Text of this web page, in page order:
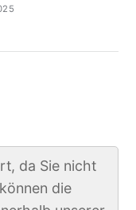
da Sie nicht
die